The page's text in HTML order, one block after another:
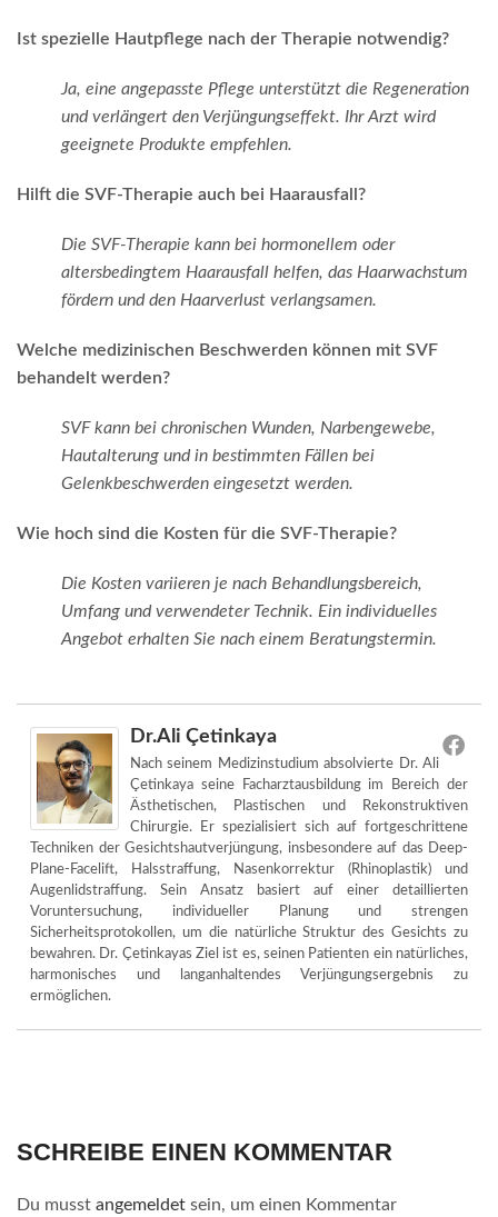
Ist spezielle Hautpflege nach der Therapie notwendig?
Ja, eine angepasste Pflege unterstützt die Regeneration
und verlängert den Verjüngungseffekt. Ihr Arzt wird
geeignete Produkte empfehlen.
Hilft die SVF-Therapie auch bei Haarausfall?
Die SVF-Therapie kann bei hormonellem oder
altersbedingtem Haarausfall helfen, das Haarwachstum
fördern und den Haarverlust verlangsamen.
Welche medizinischen Beschwerden können mit SVF
behandelt werden?
SVF kann bei chronischen Wunden, Narbengewebe,
Hautalterung und in bestimmten Fällen bei
Gelenkbeschwerden eingesetzt werden.
Wie hoch sind die Kosten für die SVF-Therapie?
Die Kosten variieren je nach Behandlungsbereich,
Umfang und verwendeter Technik. Ein individuelles
Angebot erhalten Sie nach einem Beratungstermin.
Dr.Ali Çetinkaya
Nach seinem Medizinstudium absolvierte Dr. Ali
Çetinkaya seine Facharztausbildung im Bereich der
Ästhetischen, Plastischen und Rekonstruktiven
Chirurgie. Er spezialisiert sich auf fortgeschrittene
Techniken der Gesichtshautverjüngung, insbesondere auf das Deep-
Plane-Facelift, Halsstraffung, Nasenkorrektur (Rhinoplastik) und
Augenlidstraffung. Sein Ansatz basiert auf einer detaillierten
Voruntersuchung, individueller Planung und strengen
Sicherheitsprotokollen, um die natürliche Struktur des Gesichts zu
bewahren. Dr. Çetinkayas Ziel ist es, seinen Patienten ein natürliches,
harmonisches und langanhaltendes Verjüngungsergebnis zu
ermöglichen.
SCHREIBE EINEN KOMMENTAR
Du musst angemeldet sein, um einen Kommentar